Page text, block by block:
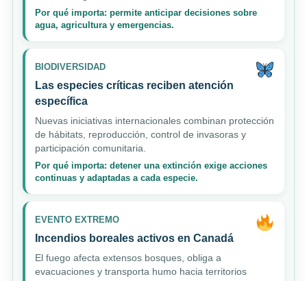
Por qué importa: permite anticipar decisiones sobre
agua, agricultura y emergencias.
BIODIVERSIDAD
Las especies críticas reciben atención
específica
Nuevas iniciativas internacionales combinan protección
de hábitats, reproducción, control de invasoras y
participación comunitaria.
Por qué importa: detener una extinción exige acciones
continuas y adaptadas a cada especie.
EVENTO EXTREMO
Incendios boreales activos en Canadá
El fuego afecta extensos bosques, obliga a
evacuaciones y transporta humo hacia territorios